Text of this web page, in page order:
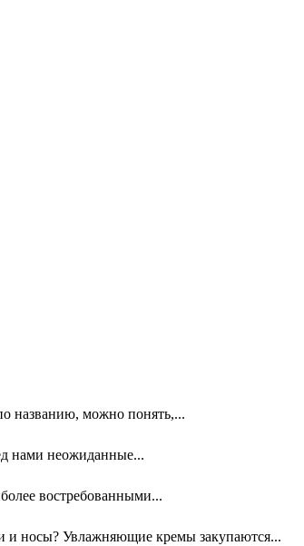
названию, можно понять,...
нами неожиданные...
востребованными...
и носы? Увлажняющие кремы закупаются...